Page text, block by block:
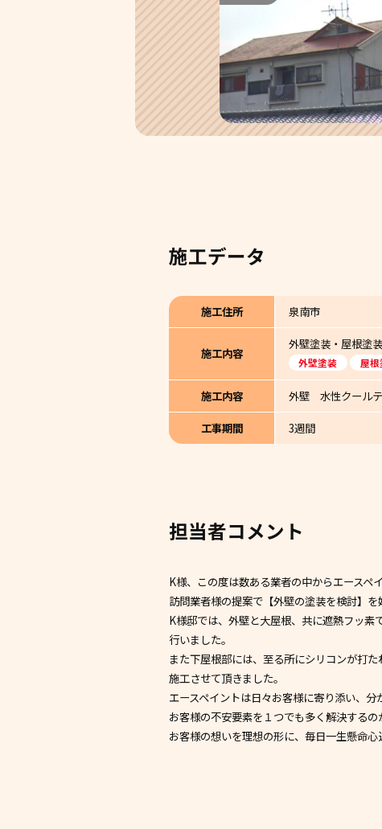
施工データ
施工住所 泉南市
施工内容
外壁塗装・屋根塗
外壁塗装 屋
施工内容
外壁 水性クール
工事期間
3週間
担当者コメント
K様、この度は数ある業者の中からエースペ
訪問業者様の提案で【外壁の塗装を検討】
K様邸では、外壁と大屋根、共に遮熱フッ
行いました。
また下屋根部には、至る所にシリコンが打
施工させて頂きました。
エースペイントは日々お客様に寄り添い、
お客様の不安要素を１つでも多く解決するの
お客様の想いを理想の形に、毎日一生懸命心